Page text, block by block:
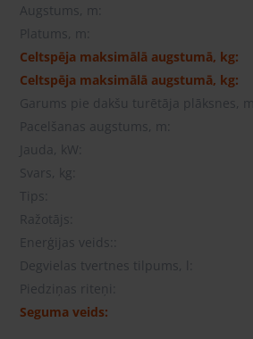
Augstums, m:
Platums, m:
Celtspēja maksimālā augstumā, kg:
Celtspēja maksimālā augstumā, kg:
Garums pie dakšu turētāja plāksnes, m:
Pacelšanas augstums, m:
Jauda, ​​kW:
Svars, kg:
Tips:
Ražotājs:
Enerģijas veids::
Degvielas tvertnes tilpums, l:
Piedziņas riteņi:
Seguma veids: